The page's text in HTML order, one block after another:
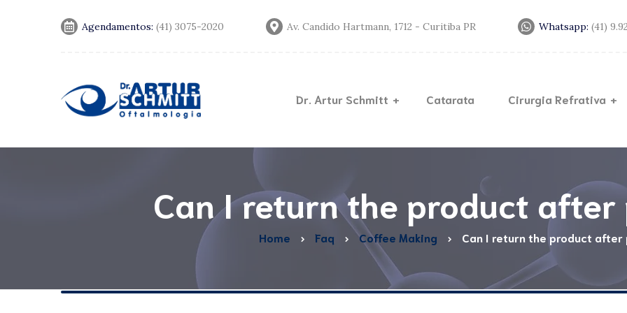
Agendamentos: (41) 3075-2020 Av. Candido Hartmann, 1712 - Curitiba PR Whatsapp: (41)
Dr. Artur Schmitt
Notícias
Catarata Cirurgia Refrativa
Miopia
Anel
Can I return the product after
Home Faq Coffee Making Can I return the product after